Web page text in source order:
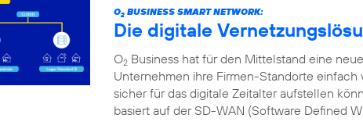
O2 BUSINESS SMART NETWORK:
Die digitale
O2 Business hat für den Mittelstand eine
Unternehmen ihre Firmen-Standorte
sicher für das digitale Zeitalter aufstellen
basiert auf der SD-WAN (Software Defined